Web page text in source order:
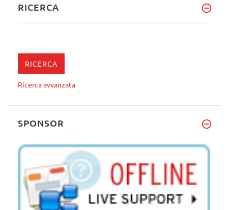
RICERCA
Ricerca avvanzata
SPONSOR